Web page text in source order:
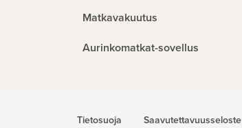
Matkavakuutus
Aurinkomatkat-sovellus
Tietosuoja Saavutettavuusseloste